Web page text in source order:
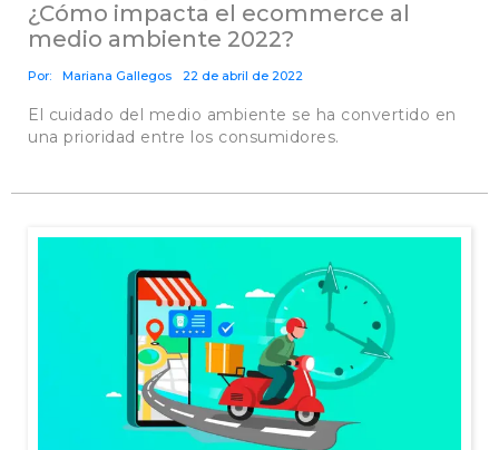
¿Cómo impacta el ecommerce al
medio ambiente 2022?
Por: Mariana Gallegos 22 de abril de 2022
El cuidado del medio ambiente se ha convertido en
una prioridad entre los consumidores.